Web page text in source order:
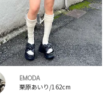
EMODA
栗原あいり/162cm